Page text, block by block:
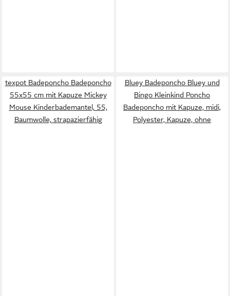
texpot Badeponcho Badeponcho
55x55 cm mit Kapuze Mickey
Mouse Kinderbademantel, 55,
Baumwolle, strapazierfähig
Bluey Badeponcho Bluey und
Bingo Kleinkind Poncho
Badeponcho mit Kapuze, midi,
Polyester, Kapuze, ohne